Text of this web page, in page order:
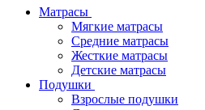
Матрасы
Мягкие матрасы
Средние матрасы
Жесткие матрасы
Детские матрасы
Подушки
Взрослые подушки